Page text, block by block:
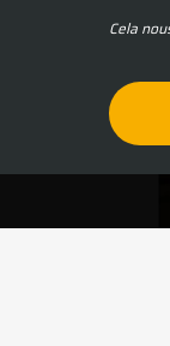
Cela
Ce